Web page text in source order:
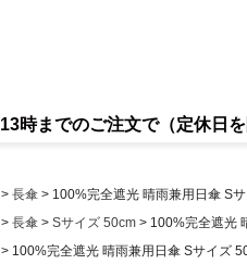
13時までのご注文で（定休日
長傘
100%完全遮光 晴雨兼用日傘 S
長傘 Sサイズ 50cm
100%完全遮光
100%完全遮光 晴雨兼用日傘 Sサイズ